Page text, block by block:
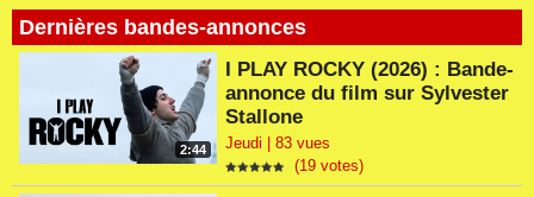
Dernières bandes-annonces
2:44
I PLAY ROCKY (2026) : Bande-
annonce du film sur Sylvester
Stallone
Jeudi | 83 vues
(19 votes)